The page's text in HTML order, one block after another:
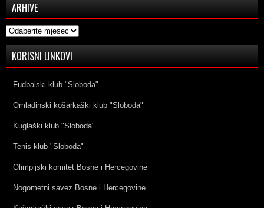
ARHIVE
Arhive
KORISNI LINKOVI
Fudbalski klub "Sloboda"
Omladinski košarkaški klub "Sloboda"
Kuglaški klub "Sloboda"
Tenis klub "Sloboda"
Olimpijski komitet Bosne i Hercegovine
Nogometni savez Bosne i Hercegovine